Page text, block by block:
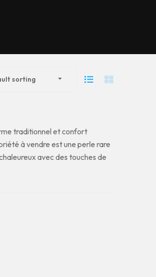
sorting
traditionnel et confort
à vendre est une perle rare
avec des touches de